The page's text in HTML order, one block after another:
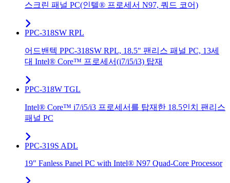
스크린 패널 PC(인텔® 프로세서 N97, 쿼드 코어)
PPC-318SW RPL
어드밴텍 PPC-318SW RPL, 18.5" 팬리스 패널 PC, 13세
대 Intel® Core™ 프로세서(i7/i5/i3) 탑재
PPC-318W TGL
Intel® Core™ i7/i5/i3 프로세서를 탑재한 18.5인치 팬리스
패널 PC
PPC-319S ADL
19" Fanless Panel PC with Intel® N97 Quad-Core Processor